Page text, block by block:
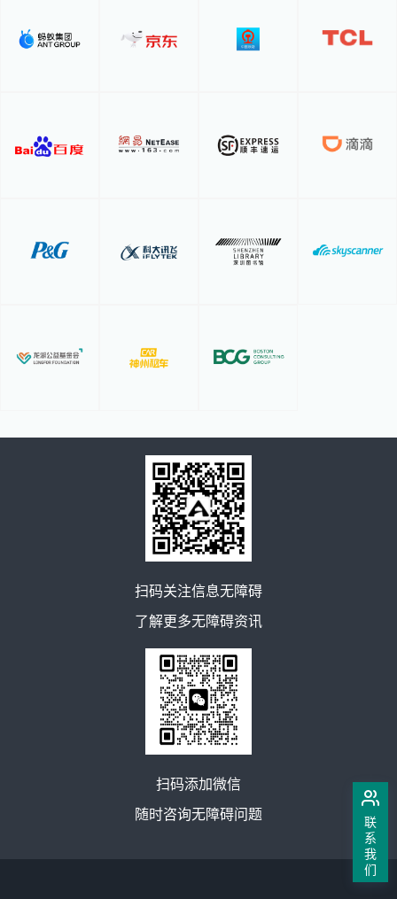
扫码关注信息无障碍
了解更多无障碍资讯
扫码添加微信
随时咨询无障碍问题
联
系
我
们